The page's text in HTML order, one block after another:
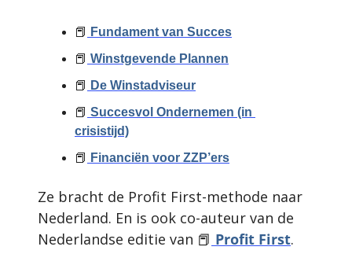
📕
Fundament van Succes
📕 Winstgevende Plannen
📕
De Winstadviseur
📕 Succesvol Ondernemen (in
crisistijd)
📕
Financiën voor ZZP’ers
Ze bracht de Profit First-methode naar
Nederland. En is ook co-auteur van de
Nederlandse editie van 📕 Profit First.